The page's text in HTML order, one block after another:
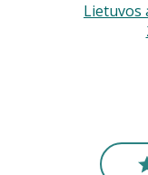
Lietuvos